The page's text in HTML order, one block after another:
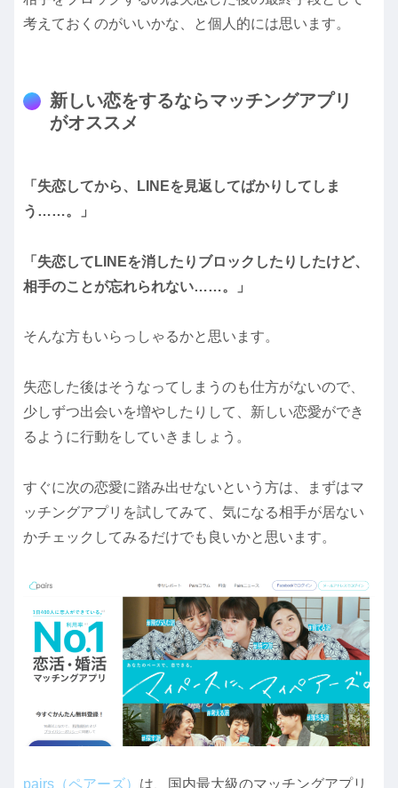
考えておくのがいいかな、と個人的には思います。
新しい恋をするならマッチングアプリ
がオススメ
「失恋してから、LINEを見返してばかりしてしま
う……。」
「失恋してLINEを消したりブロックしたりしたけど、
相手のことが忘れられない……。」
そんな方もいらっしゃるかと思います。
失恋した後はそうなってしまうのも仕方がないので、
少しずつ出会いを増やしたりして、新しい恋愛ができ
るように行動をしていきましょう。
すぐに次の恋愛に踏み出せないという方は、まずはマ
ッチングアプリを試してみて、気になる相手が居ない
かチェックしてみるだけでも良いかと思います。
pairs（ペアーズ） は、国内最大級のマッチングアプリ